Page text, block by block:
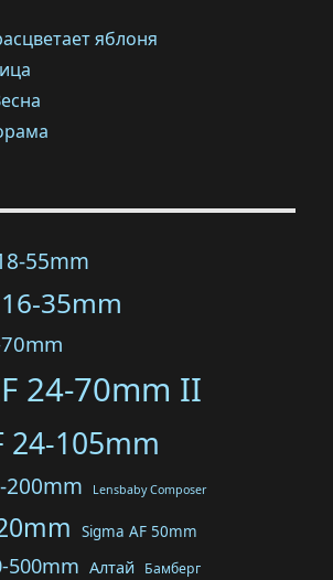
яблоня
55mm
35mm
24-70mm II
24-105mm
200mm Lensbaby Composer
Sigma AF 50mm
500mm Алтай Бамберг